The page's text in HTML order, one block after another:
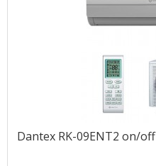
Dantex RK-09ENT2 on/off